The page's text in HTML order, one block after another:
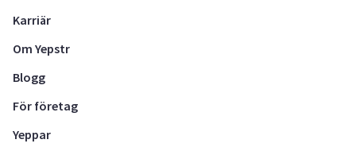
Karriär
Om Yepstr
Blogg
För företag
Yeppar